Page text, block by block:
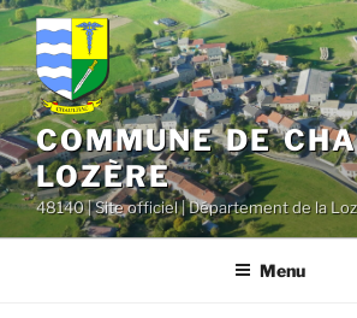
principal
Aller
au
contenu
principal
COMMUNE DE
LOZÈRE
48140 | Site officiel | Département de la
Menu